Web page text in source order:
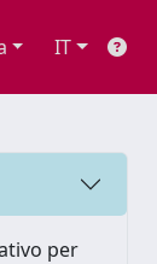
IT
per